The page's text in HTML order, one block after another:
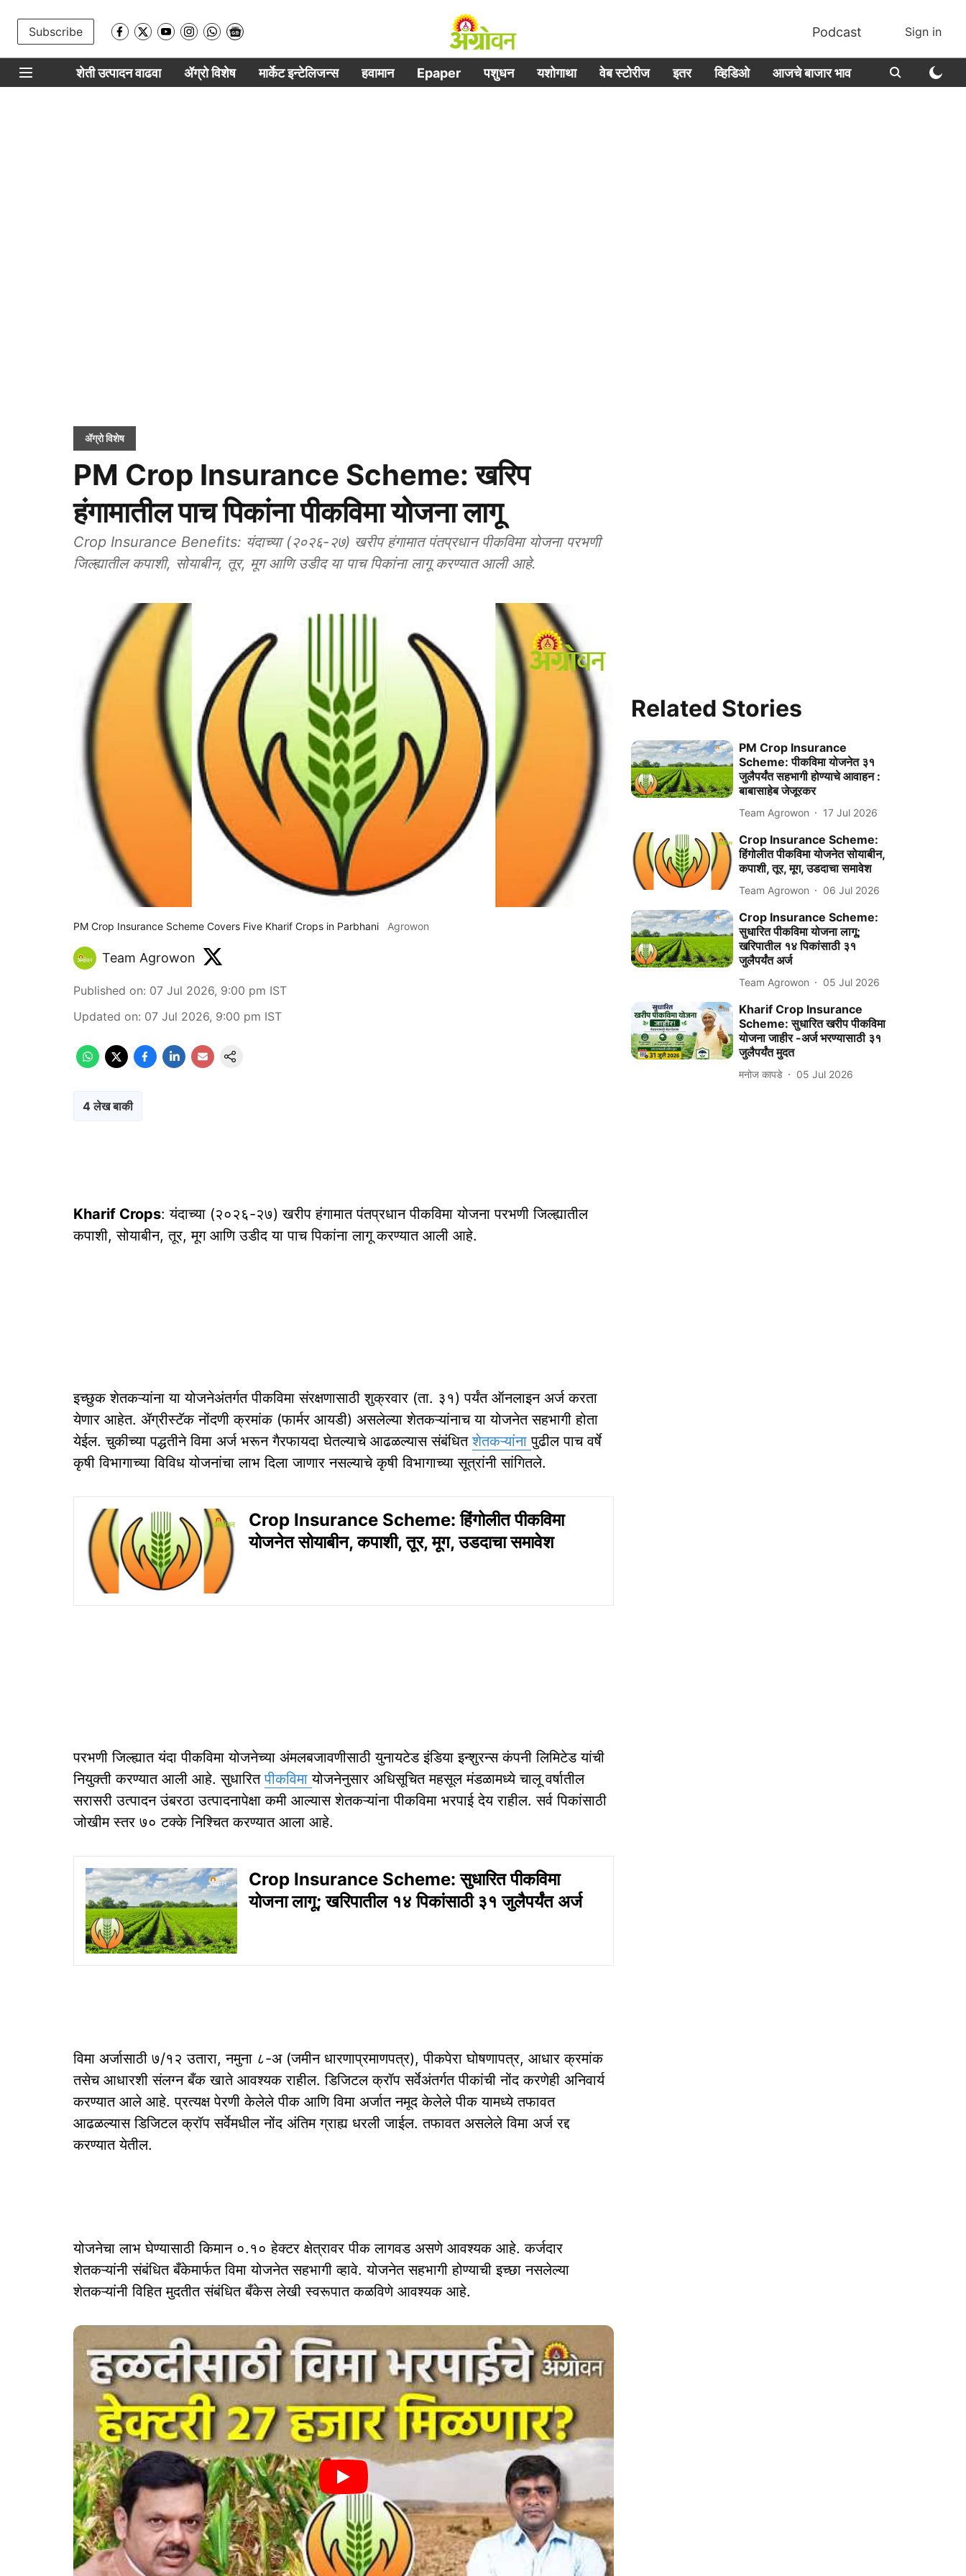
Subscribe Podcast Sign in
शेती उत्पादन वाढवा ॲग्रो विशेष मार्केट इन्टेलिजन्स हवामान Epaper पशुधन यशोगाथा वेब स्टोरीज इतर व्हिडिओ आजचे बाजार भाव
ॲग्रो विशेष
PM Crop Insurance Scheme: खरिप
हंगामातील पाच पिकांना पीकविमा योजना लागू
Crop Insurance Benefits: यंदाच्या (२०२६-२७) खरीप हंगामात पंतप्रधान पीकविमा योजना परभणी
जिल्ह्यातील कपाशी, सोयाबीन, तूर, मूग आणि उडीद या पाच पिकांना लागू करण्यात आली आहे.
PM Crop Insurance Scheme Covers Five Kharif Crops in Parbhani Agrowon
Team Agrowon
Published on: 07 Jul 2026, 9:00 pm IST
Updated on: 07 Jul 2026, 9:00 pm IST
4 लेख बाकी
Kharif Crops: यंदाच्या (२०२६-२७) खरीप हंगामात पंतप्रधान पीकविमा योजना परभणी जिल्ह्यातील
कपाशी, सोयाबीन, तूर, मूग आणि उडीद या पाच पिकांना लागू करण्यात आली आहे.
इच्छुक शेतकऱ्यांना या योजनेअंतर्गत पीकविमा संरक्षणासाठी शुक्रवार (ता. ३१) पर्यंत ऑनलाइन अर्ज करता
येणार आहेत. ॲग्रीस्टॅक नोंदणी क्रमांक (फार्मर आयडी) असलेल्या शेतकऱ्यांनाच या योजनेत सहभागी होता
येईल. चुकीच्या पद्धतीने विमा अर्ज भरून गैरफायदा घेतल्याचे आढळल्यास संबंधितशेतकऱ्यांनापुढील पाच वर्षे
कृषी विभागाच्या विविध योजनांचा लाभ दिला जाणार नसल्याचे कृषी विभागाच्या सूत्रांनी सांगितले.
Crop Insurance Scheme: हिंगोलीत पीकविमा
योजनेत सोयाबीन, कपाशी, तूर, मूग, उडदाचा समावेश
परभणी जिल्ह्यात यंदा पीकविमा योजनेच्या अंमलबजावणीसाठी युनायटेड इंडिया इन्शुरन्स कंपनी लिमिटेड यांची
नियुक्ती करण्यात आली आहे. सुधारितपीकविमायोजनेनुसार अधिसूचित महसूल मंडळामध्ये चालू वर्षातील
सरासरी उत्पादन उंबरठा उत्पादनापेक्षा कमी आल्यास शेतकऱ्यांना पीकविमा भरपाई देय राहील. सर्व पिकांसाठी
जोखीम स्तर ७० टक्के निश्चित करण्यात आला आहे.
Crop Insurance Scheme: सुधारित पीकविमा
योजना लागू; खरिपातील १४ पिकांसाठी ३१ जुलैपर्यंत अर्ज
विमा अर्जासाठी ७/१२ उतारा, नमुना ८-अ (जमीन धारणाप्रमाणपत्र), पीकपेरा घोषणापत्र, आधार क्रमांक
तसेच आधारशी संलग्न बँक खाते आवश्यक राहील. डिजिटल क्रॉप सर्वेअंतर्गत पीकांची नोंद करणेही अनिवार्य
करण्यात आले आहे. प्रत्यक्ष पेरणी केलेले पीक आणि विमा अर्जात नमूद केलेले पीक यामध्ये तफावत
आढळल्यास डिजिटल क्रॉप सर्वेमधील नोंद अंतिम ग्राह्य धरली जाईल. तफावत असलेले विमा अर्ज रद्द
करण्यात येतील.
योजनेचा लाभ घेण्यासाठी किमान ०.१० हेक्टर क्षेत्रावर पीक लागवड असणे आवश्यक आहे. कर्जदार
शेतकऱ्यांनी संबंधित बँकेमार्फत विमा योजनेत सहभागी व्हावे. योजनेत सहभागी होण्याची इच्छा नसलेल्या
शेतकऱ्यांनी विहित मुदतीत संबंधित बँकेस लेखी स्वरूपात कळविणे आवश्यक आहे.
Related Stories
PM Crop Insurance
Scheme: पीकविमा योजनेत ३१
जुलैपर्यंत सहभागी होण्याचे आवाहन :
बाबासाहेब जेजूरकर
Team Agrowon 17 Jul 2026
Crop Insurance Scheme:
हिंगोलीत पीकविमा योजनेत सोयाबीन,
कपाशी, तूर, मूग, उडदाचा समावेश
Team Agrowon 06 Jul 2026
Crop Insurance Scheme:
सुधारित पीकविमा योजना लागू;
खरिपातील १४ पिकांसाठी ३१
जुलैपर्यंत अर्ज
Team Agrowon 05 Jul 2026
Kharif Crop Insurance
Scheme: सुधारित खरीप पीकविमा
योजना जाहीर -अर्ज भरण्यासाठी ३१
जुलैपर्यंत मुदत
मनोज कापडे 05 Jul 2026